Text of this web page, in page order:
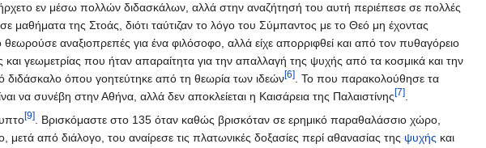
εν μέσω πολλών διδασκάλων, αλλά στην αναζήτησή του αυτή περιέπεσε σε πολλές
μαθήματα της Στοάς, διότι ταύτιζαν το λόγο του Σύμπαντος με το Θεό μη έχοντας
αναξιοπρεπές για ένα φιλόσοφο, αλλά είχε απορριφθεί και από τον πυθαγόρειο
γεωμετρίας που ήταν απαραίτητα για την απαλλαγή της ψυχής από τα κοσμικά και την
διδάσκαλο όπου γοητεύτηκε από τη θεωρία των ιδεών[6]. Το που παρακολούθησε τα
να συνέβη στην Αθήνα, αλλά δεν αποκλείεται η Καισάρεια της Παλαιστίνης[7].
[9]. Βρισκόμαστε στο 135 όταν καθώς βρισκόταν σε ερημικό παραθαλάσσιο χώρο,
από διάλογο, του αναίρεσε τις πλατωνικές δοξασίες περί αθανασίας της ψυχής και